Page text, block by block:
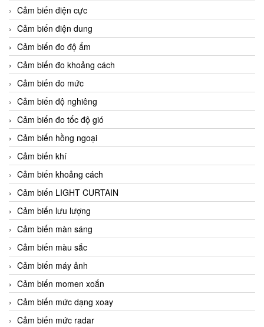
Cảm biến điện cực
Cảm biến điện dung
Cảm biến đo độ ẩm
Cảm biến đo khoảng cách
Cảm biến đo mức
Cảm biến độ nghiêng
Cảm biến đo tốc độ gió
Cảm biến hồng ngoại
Cảm biến khí
Cảm biến khoảng cách
Cảm biến LIGHT CURTAIN
Cảm biến lưu lượng
Cảm biến màn sáng
Cảm biến màu sắc
Cảm biến máy ảnh
Cảm biến momen xoắn
Cảm biến mức dạng xoay
Cảm biến mức radar